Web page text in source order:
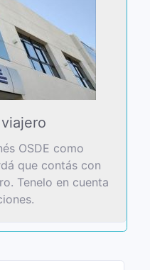
OSDE como
que contás con
Tenelo en cuenta